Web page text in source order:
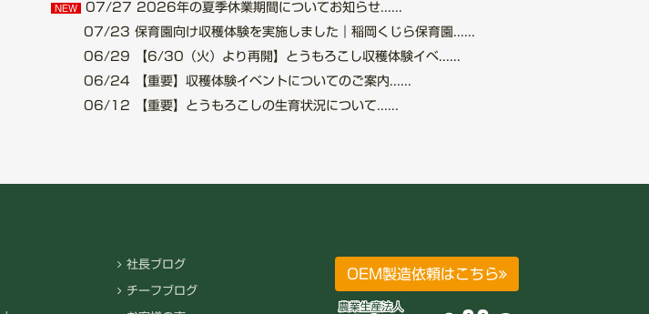
NEW 07/27 2026年の夏季休業期間についてお知らせ......
07/23 保育園向け収穫体験を実施しました｜稲岡くじら保育園......
06/29 【6/30（火）より再開】とうもろこし収穫体験イベ......
06/24 【重要】収穫体験イベントについてのご案内......
06/12 【重要】とうもろこしの生育状況について......
社長ブログ
チーフブログ
OEM製造依頼はこちら